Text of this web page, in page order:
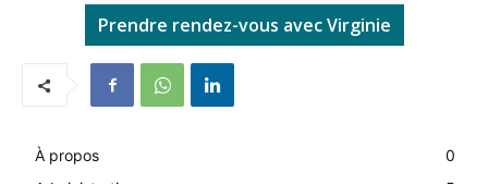
Prendre rendez-vous avec Virginie
À propos
0